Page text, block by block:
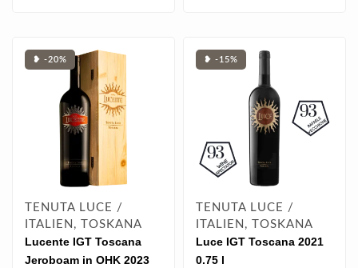
❥ -20%
TENUTA LUCE /
ITALIEN, TOSKANA
Lucente IGT Toscana
Jeroboam in OHK 2023
❥ -15%
TENUTA LUCE /
ITALIEN, TOSKANA
Luce IGT Toscana 2021
0.75 l